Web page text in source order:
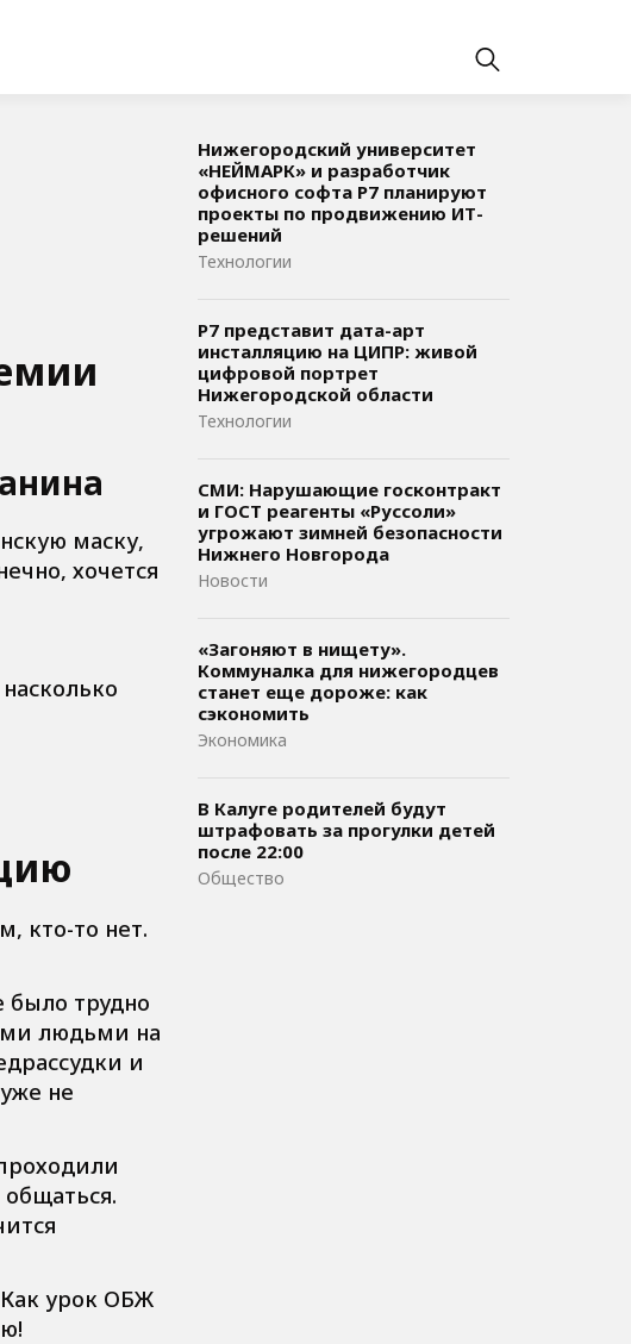
маску,
хочется
кто-то нет.
трудно
людьми на
и
не
урок ОБЖ
Нижегородский университет
«НЕЙМАРК» и разработчик
офисного софта P7 планируют
проекты по продвижению ИТ-
решений
Технологии
Р7 представит дата-арт
инсталляцию на ЦИПР: живой
цифровой портрет
Нижегородской области
Технологии
СМИ: Нарушающие госконтракт
и ГОСТ реагенты «Руссоли»
угрожают зимней безопасности
Нижнего Новгорода
Новости
«Загоняют в нищету».
Коммуналка для нижегородцев
станет еще дороже: как
сэкономить
Экономика
В Калуге родителей будут
штрафовать за прогулки детей
после 22:00
Общество